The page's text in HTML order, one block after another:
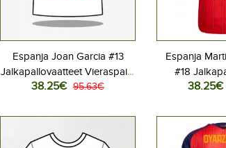
Espanja Joan Garcia #13
Jalkapallovaatteet Vieraspaita
MM-kisat 2026 Lyhythihainen
38.25€ 95.63€
Espanja
#18
Kotipaita
38.25€